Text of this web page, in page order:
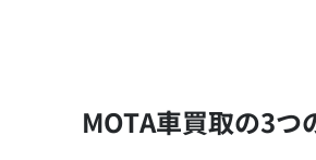
MOTA車買取の3つ